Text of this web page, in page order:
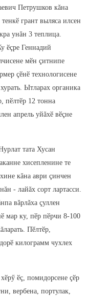
Петрушков кăна
грант выляса илсен
унăн 3 теплица.
ӗçре Геннадий
мӗн çитнипе
çӗнӗ технологисене
Ытларах органика
пӗлтӗр 12 тонна
апрель уйăхӗ вӗçне
тата Хусан
хисепленине те
кăна аври çинчен
- лайăх сорт лартасси.
вăрлăха çуллен
мар ку, пӗр пӗрчи 8-100
Пӗлтӗр,
килограмм чухлех
ӗç, помидорсене çӗр
вербена, портулак,